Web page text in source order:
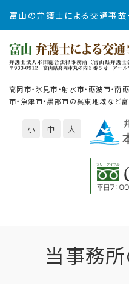
高岡市・氷見市・射水市・砺波市・南
市・魚津市・黒部市の呉東地域など
小 中 大
当事務